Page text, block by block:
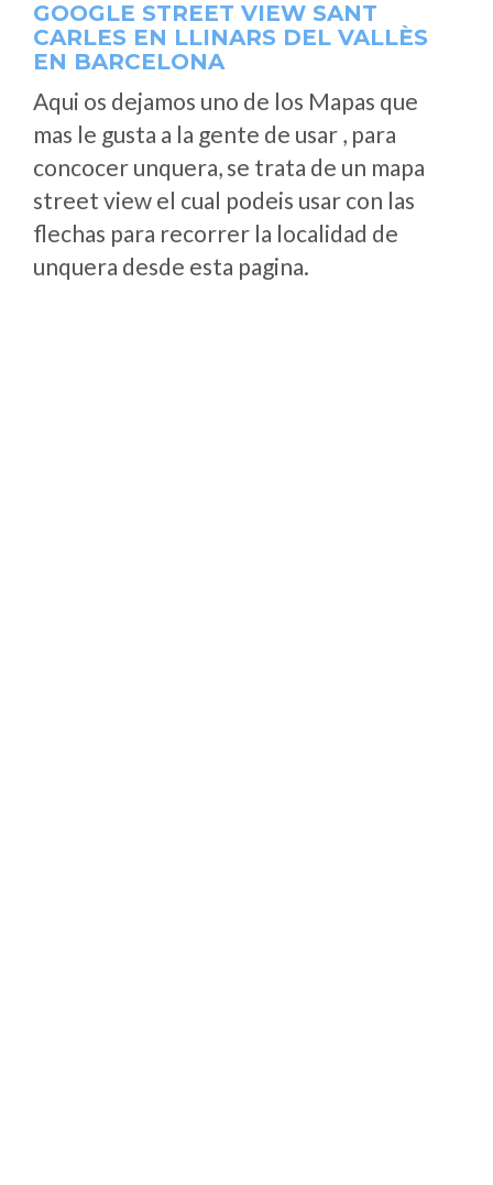
GOOGLE STREET VIEW SANT
CARLES EN LLINARS DEL VALLÈS
EN BARCELONA
Aqui os dejamos uno de los Mapas que
mas le gusta a la gente de usar , para
concocer unquera, se trata de un mapa
street view el cual podeis usar con las
flechas para recorrer la localidad de
unquera desde esta pagina.